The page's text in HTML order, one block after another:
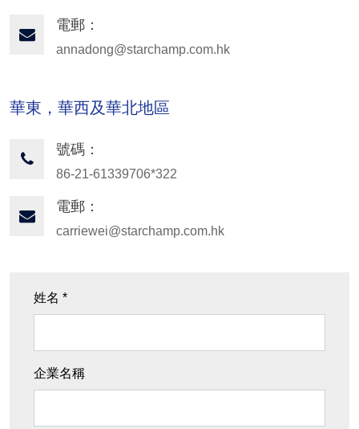
電郵：
annadong@starchamp.com.hk
華東，華西及華北地區
號碼：
86-21-61339706*322
電郵：
carriewei@starchamp.com.hk
姓名 *
企業名稱